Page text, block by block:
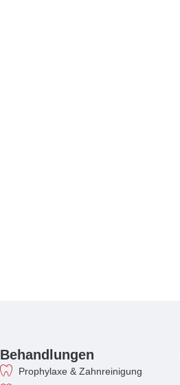
Behandlungen
Prophylaxe & Zahnreinigung